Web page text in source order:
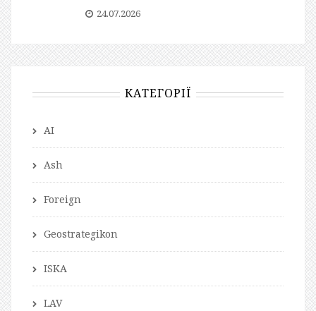
24.07.2026
КАТЕГОРІЇ
AI
Ash
Foreign
Geostrategikon
ISKA
LAV